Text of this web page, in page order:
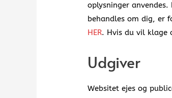
oplysninger
behandles om dig, er
HER. Hvis du vil klage
Udgiver
Websitet ejes og